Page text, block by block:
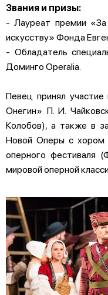
Звания и призы:
- Лауреат премии
искусству» Фонда
- Обладатель
Доминго Operalia.
Певец принял
Онегин» П. И.
Колобов), а также в
Новой Оперы с хором
оперного фестиваля
мировой оперной